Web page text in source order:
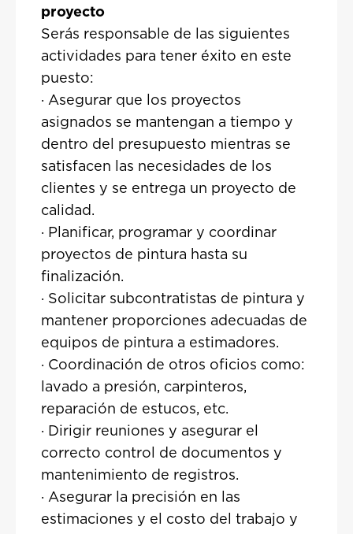
proyecto
Serás responsable de las siguientes
actividades para tener éxito en este
puesto:
· Asegurar que los proyectos
asignados se mantengan a tiempo y
dentro del presupuesto mientras se
satisfacen las necesidades de los
clientes y se entrega un proyecto de
calidad.
· Planificar, programar y coordinar
proyectos de pintura hasta su
finalización.
· Solicitar subcontratistas de pintura y
mantener proporciones adecuadas de
equipos de pintura a estimadores.
· Coordinación de otros oficios como:
lavado a presión, carpinteros,
reparación de estucos, etc.
· Dirigir reuniones y asegurar el
correcto control de documentos y
mantenimiento de registros.
· Asegurar la precisión en las
estimaciones y el costo del trabajo y